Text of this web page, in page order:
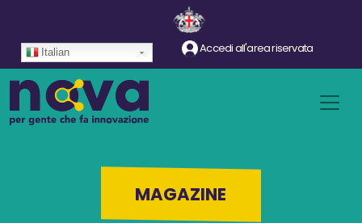
Salta al contenuto principale
Italian Accedi all'area riservata
MAGAZINE